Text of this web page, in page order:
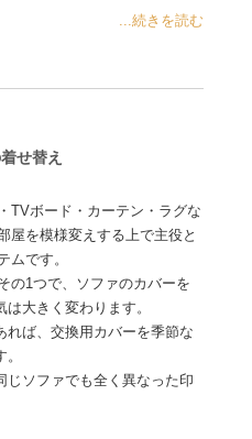
...続きを読む
せ替え
TVボード・カーテン・ラグな
屋を模様変えする上で主役と
ムです。
の1つで、ソファのカバーを
大きく変わります。
れば、交換用カバーを季節な
じソファでも全く異なった印